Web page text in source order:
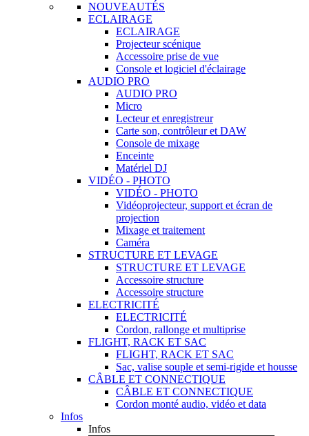
NOUVEAUTÉS
ECLAIRAGE
ECLAIRAGE
Projecteur scénique
Accessoire prise de vue
Console et logiciel d'éclairage
AUDIO PRO
AUDIO PRO
Micro
Lecteur et enregistreur
Carte son, contrôleur et DAW
Console de mixage
Enceinte
Matériel DJ
VIDÉO - PHOTO
VIDÉO - PHOTO
Vidéoprojecteur, support et écran de
projection
Mixage et traitement
Caméra
STRUCTURE ET LEVAGE
STRUCTURE ET LEVAGE
Accessoire structure
Accessoire structure
ELECTRICITÉ
ELECTRICITÉ
Cordon, rallonge et multiprise
FLIGHT, RACK ET SAC
FLIGHT, RACK ET SAC
Sac, valise souple et semi-rigide et housse
CÂBLE ET CONNECTIQUE
CÂBLE ET CONNECTIQUE
Cordon monté audio, vidéo et data
Infos
Infos